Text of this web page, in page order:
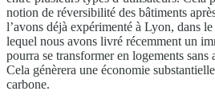
notion de réversibilité des bâtiments
l’avons déjà expérimenté à Lyon, dans
lequel nous avons livré récemment un
pourra se transformer en logements
Cela génèrera une économie
carbone.